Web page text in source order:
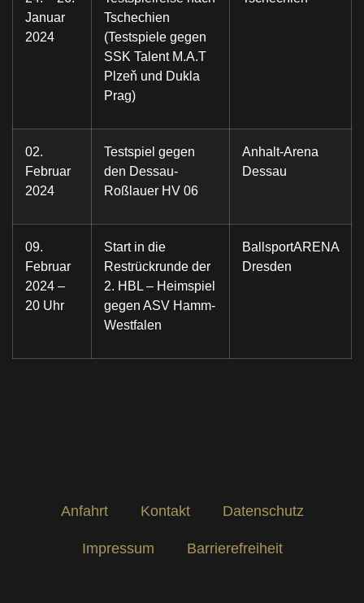
Januar
2024
Tschechien
(Testspiele gegen
SSK Talent M.A.T
Plzeň und Dukla
Prag)
02.
Februar
2024
Testspiel gegen
den Dessau-
Roßlauer HV 06
Anhalt-Arena
Dessau
09.
Februar
2024 –
20 Uhr
Start in die
Restrückrunde der
2. HBL – Heimspiel
gegen ASV Hamm-
Westfalen
BallsportARENA
Dresden
Anfahrt Kontakt Datenschutz
Impressum Barrierefreiheit